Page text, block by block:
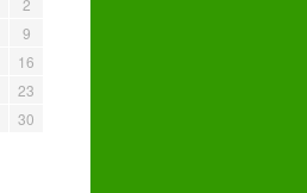
2
9
16
23
30